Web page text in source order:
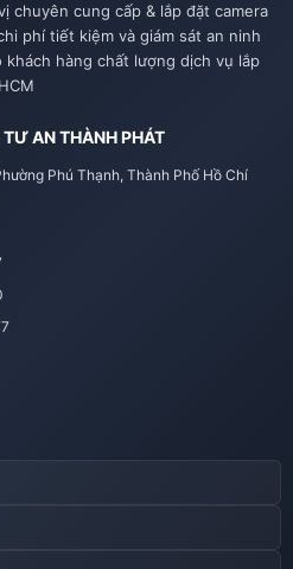
chuyên cung cấp & lắp đặt camera
phí tiết kiệm và giám sát an ninh
khách hàng chất lượng dịch vụ lắp
AN THÀNH PHÁT
Phú Thạnh, Thành Phố Hồ Chí